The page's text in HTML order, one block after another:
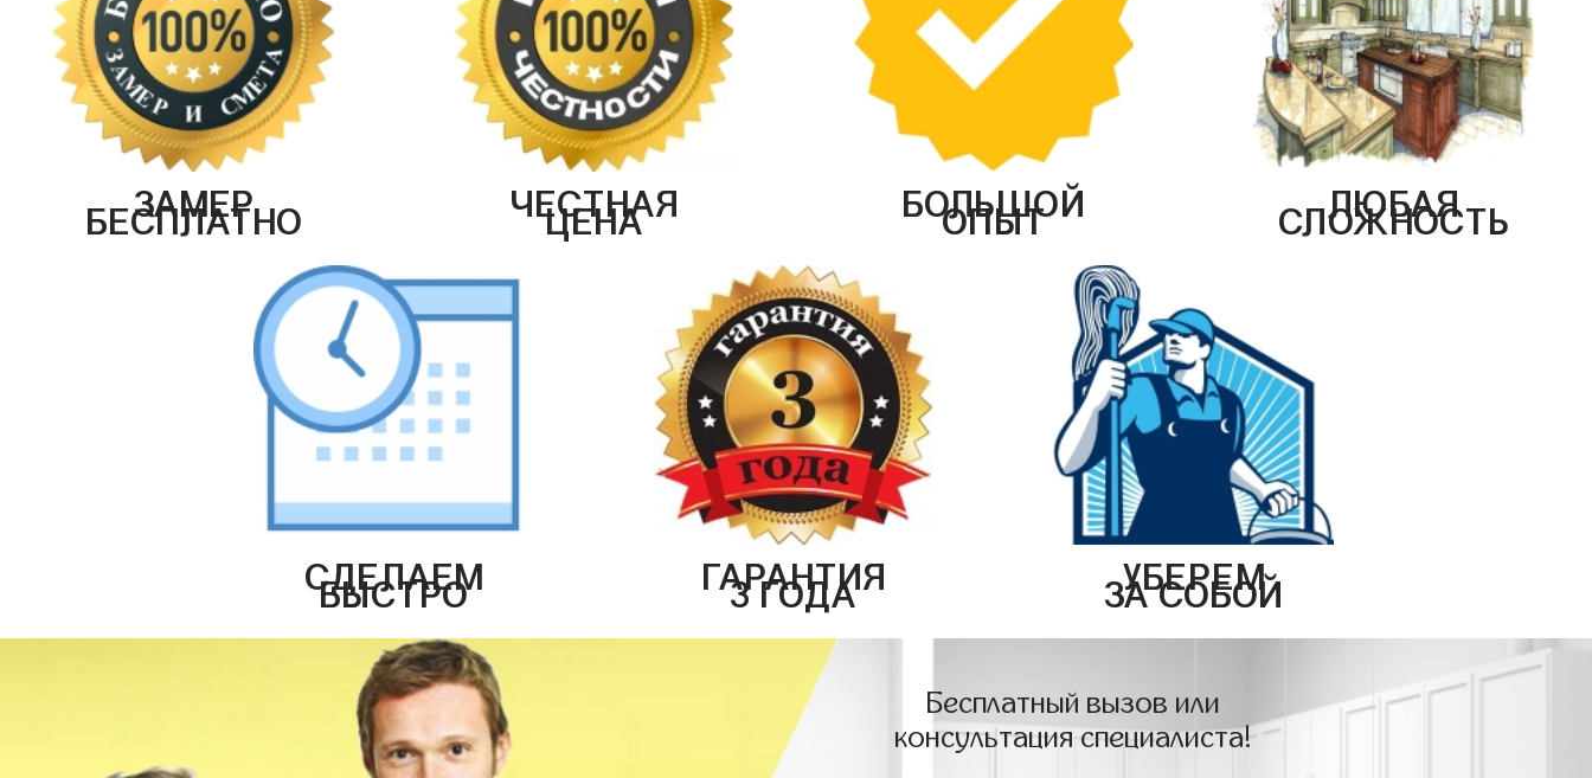
ЗАМЕР
БЕСПЛАТНО ЧЕСТНАЯ
ЦЕНА БОЛЬШОЙ
ОПЫТ ЛЮБАЯ
СЛОЖНОСТЬ
СДЕЛАЕМ
БЫСТРО ГАРАНТИЯ
3 ГОДА УБЕРЕМ
ЗА СОБОЙ
Бесплатный вызов или
консультация специалиста!